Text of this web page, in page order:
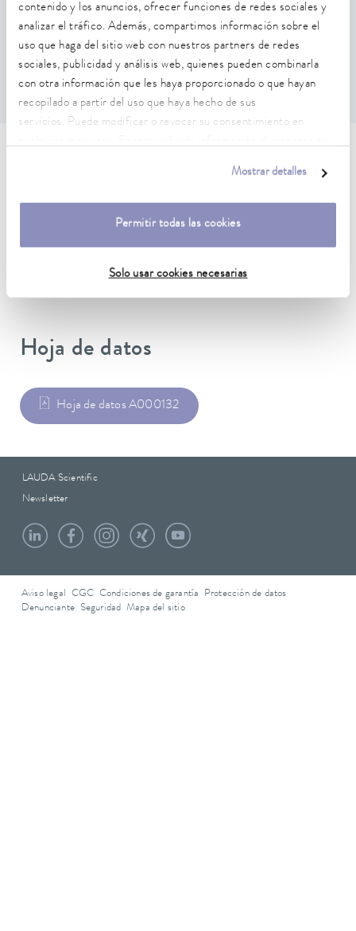
contenido y los anuncios, ofrecer funciones de redes sociales y
analizar el tráfico. Además, compartimos información sobre el
uso que haga del sitio web con nuestros partners de redes
sociales, publicidad y análisis web, quienes pueden combinarla
con otra información que les haya proporcionado o que hayan
recopilado a partir del uso que haya hecho de sus
servicios. Puede modificar o revocar su consentimiento en
Mostrar detalles
Permitir todas las cookies
Solo usar cookies necesarias
Recambio de relleno para cartucho de fosfato A000131 y
juego de filtros A000135
El llenado del cartucho de fosfato debe reponerse según
el consumo
Características técnicas (según
Hoja de datos
Hoja de datos A000132
LAUDA Scientific
Newsletter
Aviso legal CGC Condiciones de garantía
Protección de datos
Denunciante Seguridad Mapa del sitio